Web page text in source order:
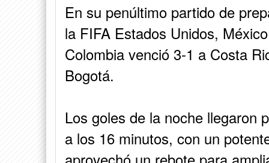
En su penúltimo partido de
la FIFA Estados Unidos,
Colombia venció 3-1 a Costa
Bogotá.
Los goles de la noche llegaron
a los 16 minutos, con un